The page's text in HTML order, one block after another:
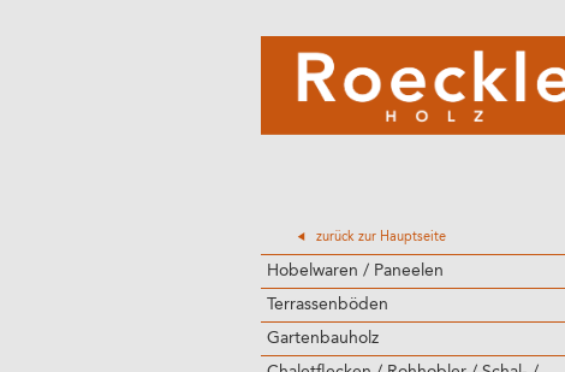
zurück zur Hauptseite
Hobelwaren / Paneelen
Terrassenböden
Gartenbauholz